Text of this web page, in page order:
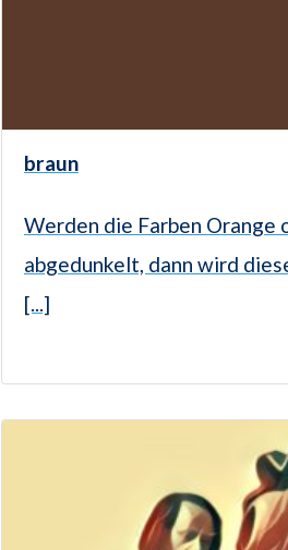
braun
Werden die Farben Orange
abgedunkelt, dann wird
[...]